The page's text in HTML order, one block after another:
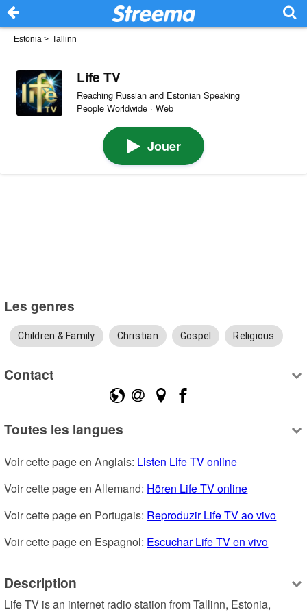
Estonia > Tallinn
Life TV
Reaching Russian and Estonian Speaking
People Worldwide · Web
Jouer
Les genres
Children & Family Christian Gospel Religious
Contact
Toutes les langues
Voir cette page en Anglais: Listen Life TV online
Voir cette page en Allemand: Hören Life TV online
Voir cette page en Portugais: Reproduzir Life TV ao vivo
Voir cette page en Espagnol: Escuchar Life TV en vivo
Description
Life TV is an internet radio station from Tallinn, Estonia,